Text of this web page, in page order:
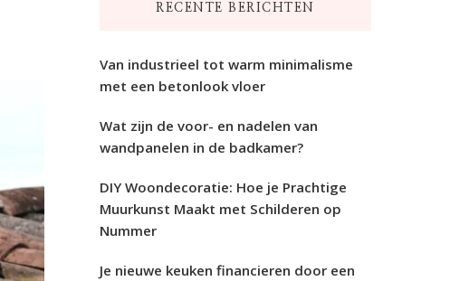
RECENTE BERICHTEN
Van industrieel tot warm minimalisme
met een betonlook vloer
Wat zijn de voor- en nadelen van
wandpanelen in de badkamer?
DIY Woondecoratie: Hoe je Prachtige
Muurkunst Maakt met Schilderen op
Nummer
Je nieuwe keuken financieren door een